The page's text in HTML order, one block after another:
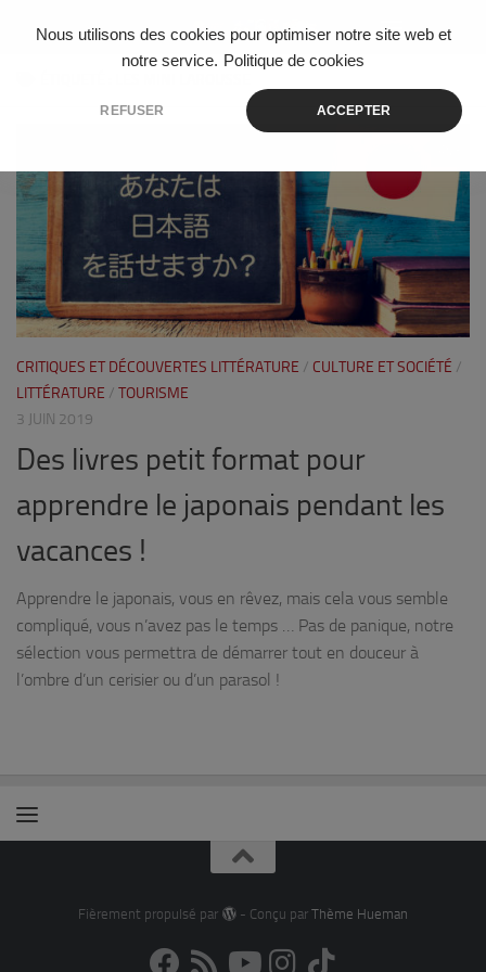
Nous utilisons des cookies pour optimiser notre site web et
notre service. Politique de cookies
REFUSER ACCEPTER
Skip to content
CRITIQUES ET DÉCOUVERTES LITTÉRATURE / CULTURE ET SOCIÉTÉ /
LITTÉRATURE / TOURISME
3 JUIN 2019
Des livres petit format pour
apprendre le japonais pendant les
vacances !
Apprendre le japonais, vous en rêvez, mais cela vous semble
compliqué, vous n’avez pas le temps … Pas de panique, notre
sélection vous permettra de démarrer tout en douceur à
l’ombre d’un cerisier ou d’un parasol !
Fièrement propulsé par - Conçu par Thème Hueman